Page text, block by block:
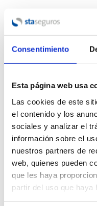
Consentimiento
Esta página web usa
Las cookies de este
el contenido y los
sociales y analizar el
información sobre el
nuestros partners de
web, quienes pueden
que les haya
partir del uso que haya